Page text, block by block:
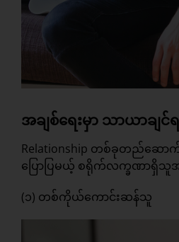
အချစ်ရေးမှာ သာယာချ
Relationship တစ်ခုတည်ဆေ
ပြောပြမယ့် စရိုက်လက္ခဏာရှိ
(၁) တစ်ကိုယ်ကောင်းဆန်သူ